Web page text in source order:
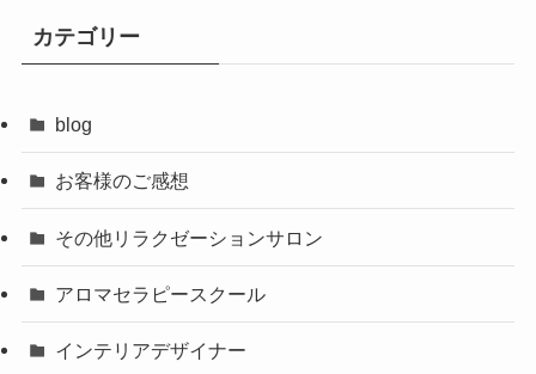
カテゴリー
blog
お客様のご感想
その他リラクゼーションサロン
アロマセラピースクール
インテリアデザイナー